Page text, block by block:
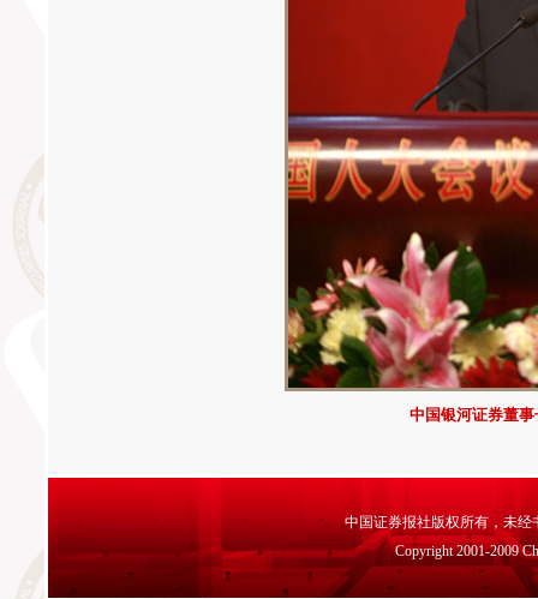
中国银河证券董
中国证券报社版权所有，未经
Copyright 2001-2009